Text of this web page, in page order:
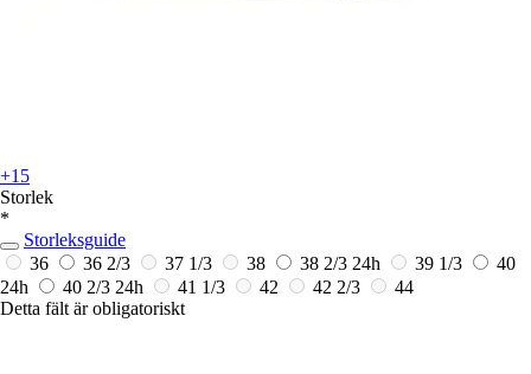
+15
Storlek
*
Storleksguide
36
36 2/3 37 1/3 38 38 2/3 24h 39 1/3
40
24h
40 2/3 24h 41 1/3 42 42 2/3
44
Detta fält är obligatoriskt